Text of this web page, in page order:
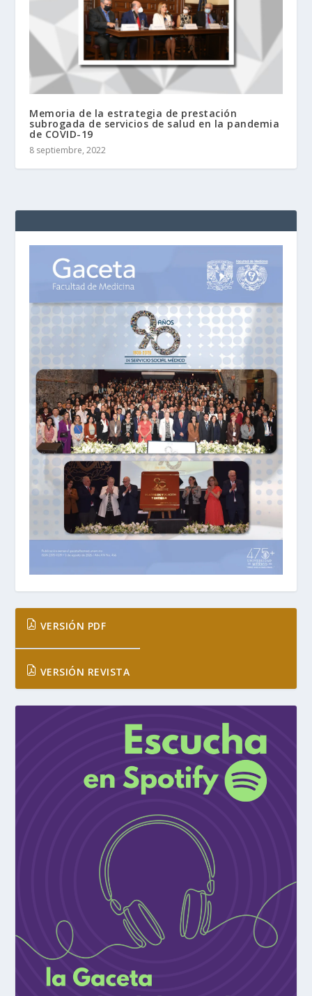
Memoria de la estrategia de prestación
subrogada de servicios de salud en la pandemia
de COVID-19
8 septiembre, 2022
VERSIÓN PDF
VERSIÓN REVISTA